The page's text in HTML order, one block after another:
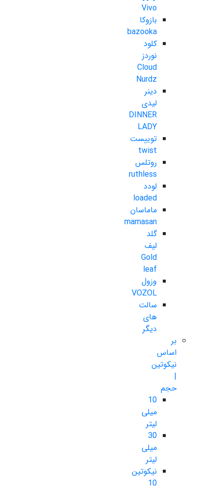
Vivo
بازوکا
bazooka
کلود
نوردز
Cloud
Nurdz
دینر
لیدی
DINNER
LADY
توییست
twist
روتلس
ruthless
لودد
loaded
ماماسان
mamasan
گلد
لیف
Gold
leaf
وزول
VOZOL
سالت
های
دیگر
بر
اساس
نیکوتین
|
حجم
10
میلی
لیتر
30
میلی
لیتر
نیکوتین
10